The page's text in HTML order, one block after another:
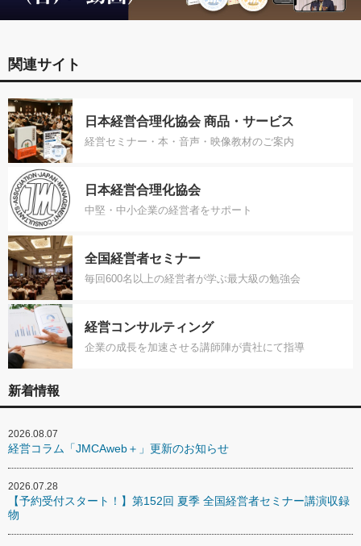
関連サイト
日本経営合理化協会 商品・サービス
経営セミナー・本・音声・映像教材のご案内
日本経営合理化協会
中堅・中小企業の経営者をサポート
全国経営者セミナー
毎回600名以上の経営者が学ぶ最大級の勉強会
経営コンサルティング
企業の成長を加速させる講師陣が貴社にて指導
新着情報
2026.08.07
経営コラム「JMCAweb＋」更新のお知らせ
2026.07.28
【予約受付スタート！】第152回 夏季 全国経営者セミナー講演収録
物